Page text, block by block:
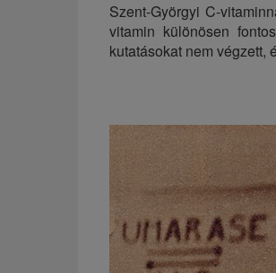
Szent-Györgyi C-
vitamin különösen
kutatásokat nem végzett,